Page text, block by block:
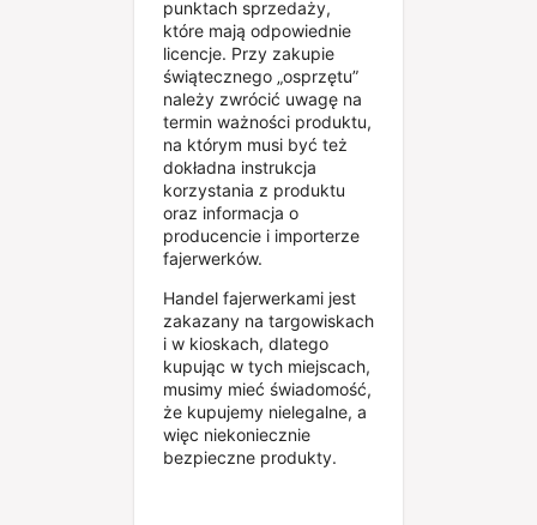
punktach sprzedaży,
które mają odpowiednie
licencje. Przy zakupie
świątecznego „osprzętu”
należy zwrócić uwagę na
termin ważności produktu,
na którym musi być też
dokładna instrukcja
korzystania z produktu
oraz informacja o
producencie i importerze
fajerwerków.
Handel fajerwerkami jest
zakazany na targowiskach
i w kioskach, dlatego
kupując w tych miejscach,
musimy mieć świadomość,
że kupujemy nielegalne, a
więc niekoniecznie
bezpieczne produkty.